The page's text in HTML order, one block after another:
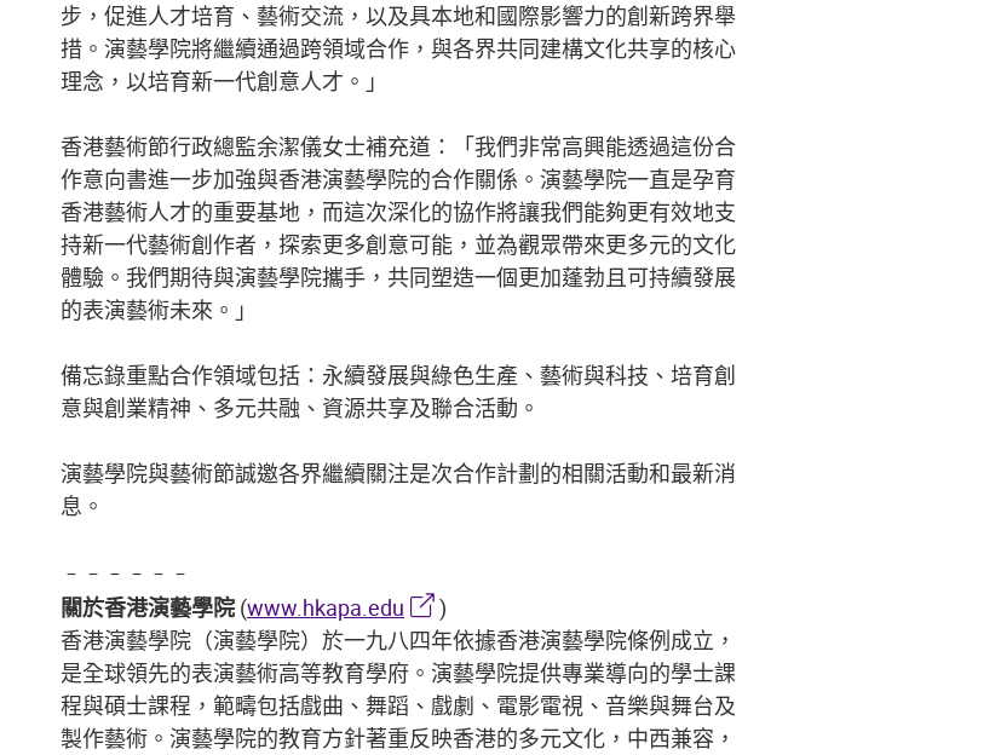
步，促進人才培育、藝術交流，以及具本地和國際影響力的創新跨界舉
措。演藝學院將繼續通過跨領域合作，與各界共同建構文化共享的核心
理念，以培育新一代創意人才。」
香港藝術節行政總監余潔儀女士補充道：「我們非常高興能透過這份合
作意向書進一步加強與香港演藝學院的合作關係。演藝學院一直是孕育
香港藝術人才的重要基地，而這次深化的協作將讓我們能夠更有效地支
持新一代藝術創作者，探索更多創意可能，並為觀眾帶來更多元的文化
體驗。我們期待與演藝學院攜手，共同塑造一個更加蓬勃且可持續發展
的表演藝術未來。」
備忘錄重點合作領域包括：永續發展與綠色生產、藝術與科技、培育創
意與創業精神、多元共融、資源共享及聯合活動。
演藝學院與藝術節誠邀各界繼續關注是次合作計劃的相關活動和最新消
息。
﹣﹣﹣﹣﹣﹣
關於香港演藝學院 (www.hkapa.edu
)
香港演藝學院（演藝學院）於一九八四年依據香港演藝學院條例成立，
是全球領先的表演藝術高等教育學府。演藝學院提供專業導向的學士課
程與碩士課程，範疇包括戲曲、舞蹈、戲劇、電影電視、音樂與舞台及
製作藝術。演藝學院的教育方針著重反映香港的多元文化，中西兼容，